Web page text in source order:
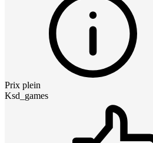
Prix plein
Ksd_games